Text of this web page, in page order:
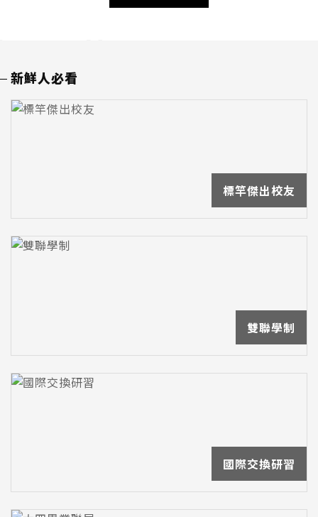
新鮮人必看
標竿傑出校友
雙聯學制
國際交換研習